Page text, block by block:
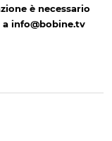
è necessario
info@bobine.tv